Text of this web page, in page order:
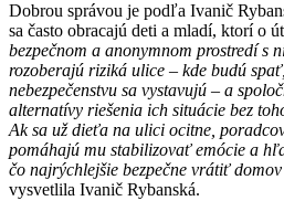
Dobrou správou je podľa Ivanič
sa často obracajú deti a mladí, ktorí o
bezpečnom a anonymnom prostredí s
rozoberajú riziká ulice – kde budú
nebezpečenstvu sa vystavujú – a
alternatívy riešenia ich situácie bez
Ak sa už dieťa na ulici ocitne,
pomáhajú mu stabilizovať emócie a
čo najrýchlejšie bezpečne vrátiť
vysvetlila Ivanič Rybanská.